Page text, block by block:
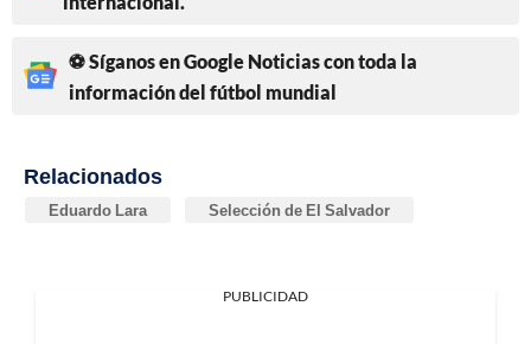
⚽ Síganos en Google Noticias con toda la
información del fútbol mundial
Relacionados
Eduardo Lara Selección de El Salvador
PUBLICIDAD